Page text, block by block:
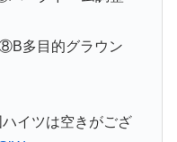
目的グラウン
イツは空きがござ